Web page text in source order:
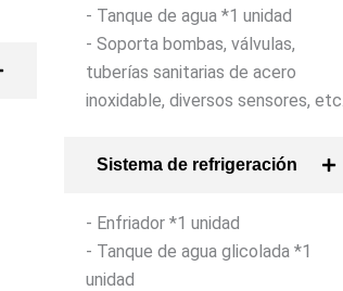
- Tanque de agua *1 unidad
- Soporta bombas, válvulas,
tuberías sanitarias de acero
inoxidable, diversos sensores, etc.
Sistema de refrigeración
- Enfriador *1 unidad
- Tanque de agua glicolada *1
unidad